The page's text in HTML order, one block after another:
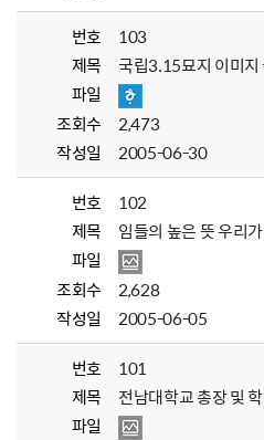
번호
103
제목
국립3.15묘지 이미지
파일
조회수
2,473
작성일
2005-06-30
번호
102
제목
임들의 높은 뜻 우리
파일
조회수
2,628
작성일
2005-06-05
번호
101
제목
전남대학교 총장 및
파일